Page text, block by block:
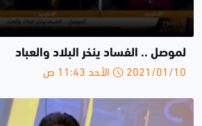
لموصل .. الفساد ينخر البلاد والعباد
2021/01/10 الأحد 11:43 ص